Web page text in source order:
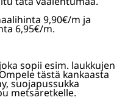
9,90€/m ja
6,95€/m.
sopii esim. laukkujen
tästä kankaasta
suojapussukka
metsäretkelle.